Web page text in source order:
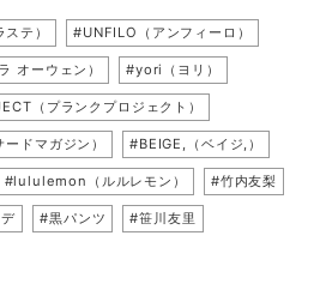
テ） #UNFILO（アンフィーロ）
オーウェン） #yori（ヨリ）
（プランクプロジェクト）
ドマガジン） #BEIGE,（ベイジ,）
#lululemon（ルルレモン） #竹内友梨
#黒パンツ #笹川友里